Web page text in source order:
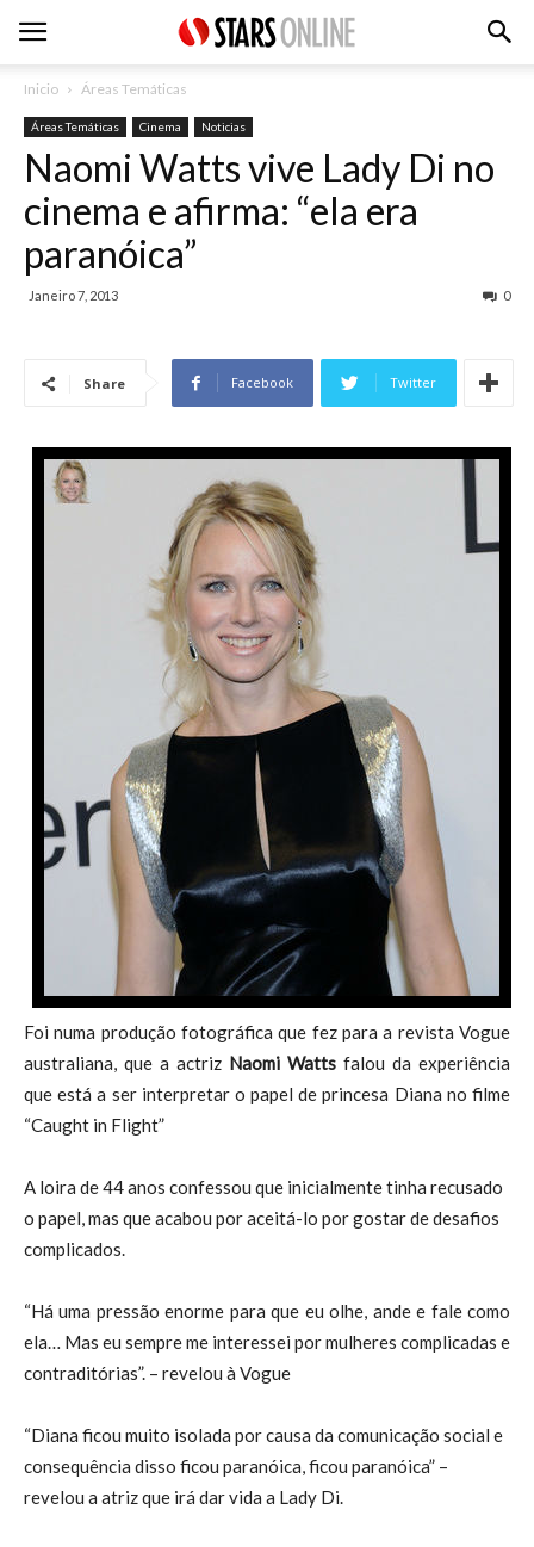
Inicio Áreas Temáticas
Áreas Temáticas Cinema Noticias
Naomi Watts vive Lady Di no
cinema e afirma: “ela era
paranóica”
Janeiro 7, 2013 0
Share Facebook Twitter
Foi numa produção fotográfica que fez para a revista Vogue
australiana, que a actriz Naomi Watts falou da experiência
que está a ser interpretar o papel de princesa Diana no filme
“Caught in Flight”
A loira de 44 anos confessou que inicialmente tinha recusado
o papel, mas que acabou por aceitá-lo por gostar de desafios
complicados.
“Há uma pressão enorme para que eu olhe, ande e fale como
ela… Mas eu sempre me interessei por mulheres complicadas e
contraditórias”. – revelou à Vogue
“Diana ficou muito isolada por causa da comunicação social e
consequência disso ficou paranóica, ficou paranóica” –
revelou a atriz que irá dar vida a Lady Di.